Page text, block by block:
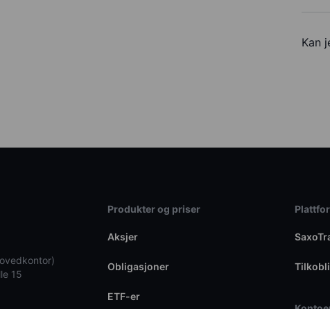
Kan
15
Produkter og priser
Aksjer
Obligasjoner
ETF-er